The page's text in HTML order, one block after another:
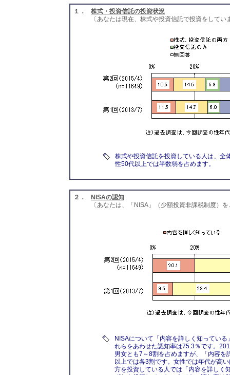
１．
株式・投資信託の投資状況
〔あなたは現在、株式や投資信託で投資をしてい
株式や投資信託を投資している人は、全
性50代以上では半数弱を占めます。
２．
NISAの認知
〔あなたは、「NISA」（少額投資非課税制度）
NISAについて「内容を詳しく知ってい
れらをあわせた認知率は75.3％です。
男女とも7～8割を占めますが、「内容
以上では各3割です。女性では年代が高
方を投資している人では「内容を詳しく